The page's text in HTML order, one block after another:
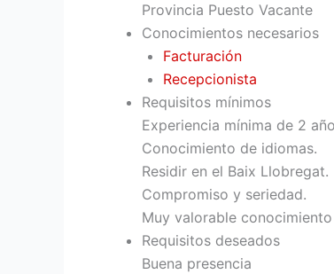
Provincia Puesto Vacante
Conocimientos necesarios
Facturación
Recepcionista
Requisitos mínimos
Experiencia mínima de 2
Conocimiento de idiomas.
Residir en el Baix Llobregat.
Compromiso y seriedad.
Muy valorable
Requisitos deseados
Buena presencia